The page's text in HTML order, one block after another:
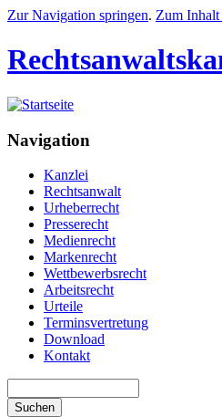
Zur Navigation springen. Zum Inhalt
Navigation
Kanzlei
Rechtsanwalt
Urheberrecht
Presserecht
Medienrecht
Markenrecht
Wettbewerbsrecht
Arbeitsrecht
Urteile
Terminsvertretung
Download
Kontakt